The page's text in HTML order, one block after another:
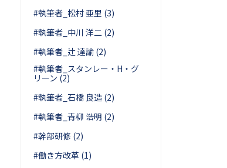
#執筆者_松村 亜里 (3)
#執筆者_中川 洋二 (2)
#執筆者_辻 達諭 (2)
#執筆者_スタンレー・H・グ
リーン (2)
#執筆者_石橋 良造 (2)
#執筆者_青柳 浩明 (2)
#幹部研修 (2)
#働き方改革 (1)